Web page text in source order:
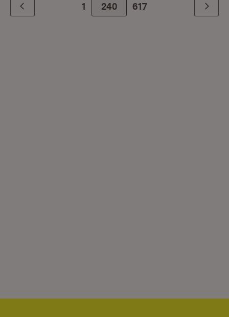
Zurück 1 240 Zur letzte Seite
617 Weiter